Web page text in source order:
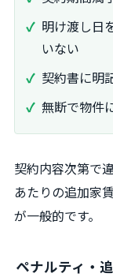
明け渡し日
いない
契約書に明
無断で物件
契約内容次第で
あたりの追加家
が一般的です。
ペナルティ・